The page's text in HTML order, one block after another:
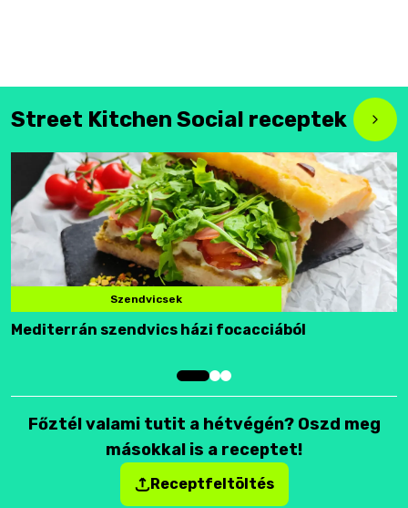
Street Kitchen Social receptek
Szendvicsek
Mediterrán szendvics házi focacciából
Főztél valami tutit a hétvégén? Oszd meg
másokkal is a receptet!
Receptfeltöltés